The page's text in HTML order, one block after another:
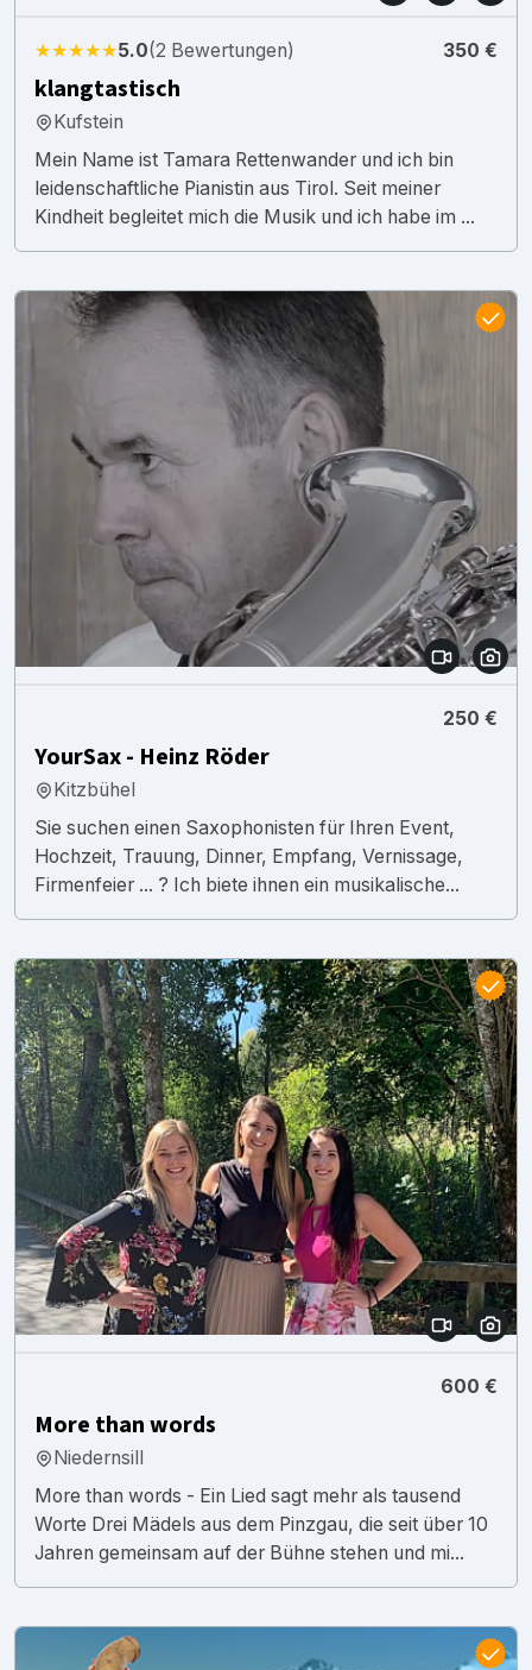
★★★★★5.0(2 Bewertungen) 350 €
klangtastisch
Kufstein
Mein Name ist Tamara Rettenwander und ich bin
leidenschaftliche Pianistin aus Tirol. Seit meiner
Kindheit begleitet mich die Musik und ich habe im ...
250 €
YourSax - Heinz Röder
Kitzbühel
Sie suchen einen Saxophonisten für Ihren Event,
Hochzeit, Trauung, Dinner, Empfang, Vernissage,
Firmenfeier ... ? Ich biete ihnen ein musikalische...
600 €
More than words
Niedernsill
More than words - Ein Lied sagt mehr als tausend
Worte Drei Mädels aus dem Pinzgau, die seit über 10
Jahren gemeinsam auf der Bühne stehen und mi...